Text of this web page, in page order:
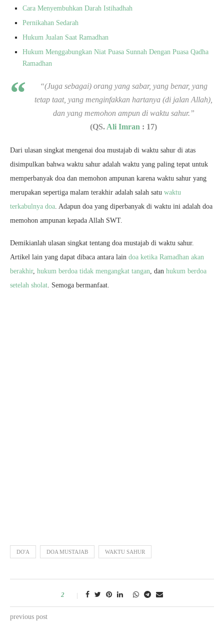
Cara Menyembuhkan Darah Istihadhah
Pernikahan Sedarah
Hukum Jualan Saat Ramadhan
Hukum Menggabungkan Niat Puasa Sunnah Dengan Puasa Qadha
Ramadhan
“(Juga sebagai) orang yang sabar, yang benar, yang
tetap taat, yang menginfakkan hartanya (di jalan Allah),
dan yang memohon ampun di waktu sahur.”
(QS. Ali Imran : 17)
Dari ulasan singkat mengenai doa mustajab di waktu sahur di atas
disimpulkan bahwa waktu sahur adalah waktu yang paling tepat untuk
memperbanyak doa dan memohon ampunan karena waktu sahur yang
merupakan sepertiga malam terakhir adalah salah satu waktu
terkabulnya doa. Adapun doa yang diperbanyak di waktu ini adalah doa
memohon ampunan kepada Allah SWT.
Demikianlah ulasan singkat tentang doa mustajab di waktu sahur.
Artikel lain yang dapat dibaca antara lain doa ketika Ramadhan akan
berakhir, hukum berdoa tidak mengangkat tangan, dan hukum berdoa
setelah sholat. Semoga bermanfaat.
DO'A DOA MUSTAJAB WAKTU SAHUR
2
previous post